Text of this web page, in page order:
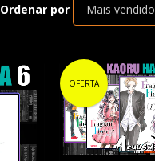
Ordenar por
OFERTA